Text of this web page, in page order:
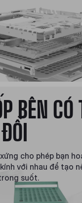
BÊN CÓ
cho phép bạn
với nhau để tạo
suốt.